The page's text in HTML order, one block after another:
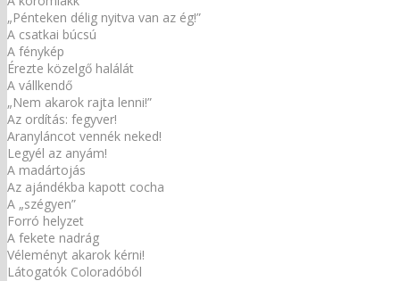
„Pénteken délig nyitva van az ég!”
A csatkai búcsú
A fénykép
Érezte közelgő halálát
A vállkendő
„Nem akarok rajta lenni!”
Az ordítás: fegyver!
Aranyláncot vennék neked!
Legyél az anyám!
A madártojás
Az ajándékba kapott cocha
A „szégyen”
Forró helyzet
A fekete nadrág
Véleményt akarok kérni!
Látogatók Coloradóból